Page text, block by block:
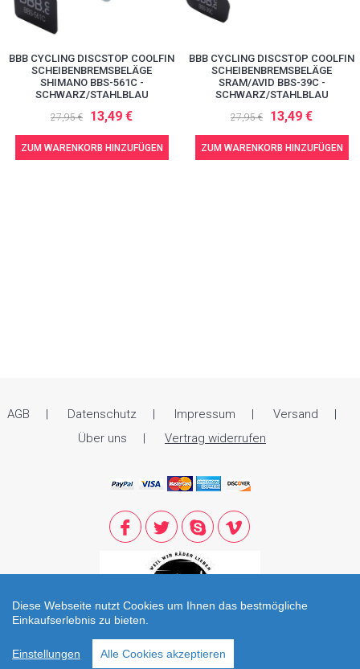
BBB CYCLING DISCSTOP COOLFIN
SCHEIBENBREMSBELÄGE
SHIMANO BBS-561C -
SCHWARZ/STAHLBLAU
27,95 € 13,49 €
ZUM WARENKORB HINZUFÜGEN
BBB CYCLING DISCSTOP COOLFIN
SCHEIBENBREMSBELÄGE
SRAM/AVID BBS-39C -
SCHWARZ/STAHLBLAU
27,95 € 13,49 €
ZUM WARENKORB HINZUFÜGEN
AGB Datenschutz Impressum
Versand
Über uns
Vertrag widerrufen
© 2021 Zweirad Reiter. All Rights Reserved. Öffnungszeiten: Di - Fr: 09.00
bis 12.30 und 13.30 bis 18.00 Sa: 09.00 - 14.00 / office@zweirad-reiter.at
Diese Webseite nutzt Cookies um Ihnen das bestmögliche
Einkaufserlebnis zu bieten.
Einstellungen Alle Cookies akzeptieren